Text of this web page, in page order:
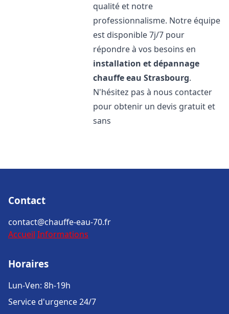
qualité et notre
professionnalisme. Notre équipe
est disponible 7j/7 pour
répondre à vos besoins en
installation et dépannage
chauffe eau Strasbourg.
N'hésitez pas à nous contacter
pour obtenir un devis gratuit et
sans
Contact
contact@chauffe-eau-70.fr
Accueil Informations
Horaires
Lun-Ven: 8h-19h
Service d'urgence 24/7